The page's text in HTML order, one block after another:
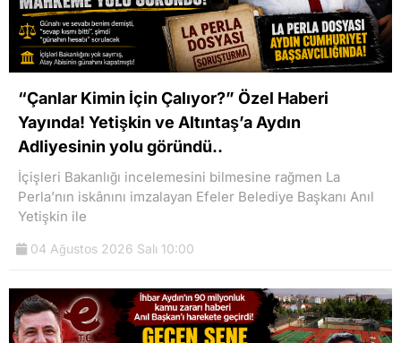
“Çanlar Kimin İçin Çalıyor?” Özel Haberi
Yayında! Yetişkin ve Altıntaş’a Aydın
Adliyesinin yolu göründü..
İçişleri Bakanlığı incelemesini bilmesine rağmen La
Perla’nın iskânını imzalayan Efeler Belediye Başkanı Anıl
Yetişkin ile
04 Ağustos 2026 Salı 10:00